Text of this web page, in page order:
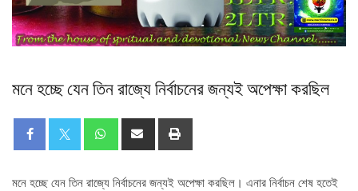
মনে হচ্ছে যেন তিন রাজ্যে নির্বাচনের জন্যই অপেক্ষা করছিল
মনে হচ্ছে যেন তিন রাজ্যে নির্বাচনের জন্যই অপেক্ষা করছিল। এনার নির্বাচন শেষ হতেই